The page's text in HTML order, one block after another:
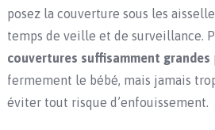
posez la couverture sous les
temps de veille et de surveillance.
couvertures suffisamment grandes
fermement le bébé, mais jamais
éviter tout risque d’enfouissement.